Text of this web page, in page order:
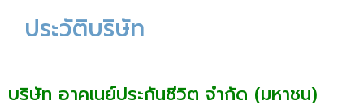
ประวัติบริษัท
บริษัท อาคเนย์ประกันชีวิต จำกัด (มหาชน)